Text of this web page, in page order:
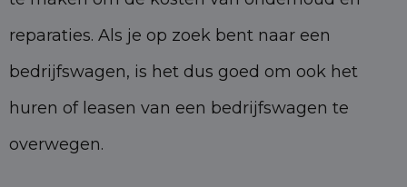
reparaties. Als je op zoek bent naar een
bedrijfswagen, is het dus goed om ook het
huren of leasen van een bedrijfswagen te
overwegen.